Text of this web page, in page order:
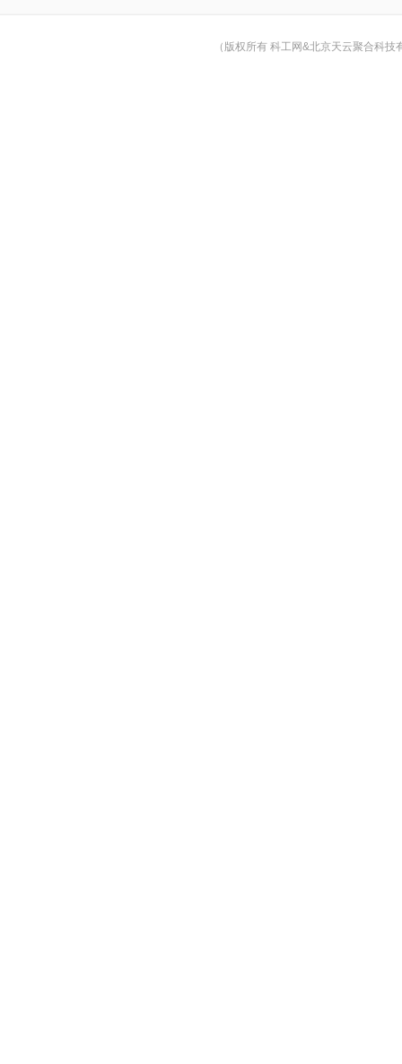
（版权所有 科工网&北京天云聚合科